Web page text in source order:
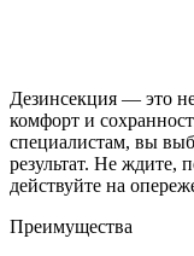
Дезинсекция — это
комфорт и
специалистам, вы
результат. Не ждите,
действуйте на
Преимущества